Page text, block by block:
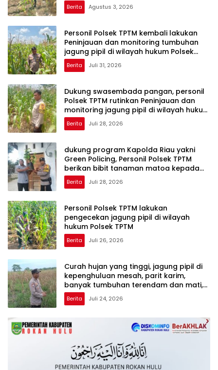
Berita Agustus 3, 2026
Personil Polsek TPTM kembali lakukan
Peninjauan dan monitoring tumbuhan
jagung pipil di wilayah hukum Polsek
TPTM
Berita Juli 31, 2026
Dukung swasembada pangan, personil
Polsek TPTM rutinkan Peninjauan dan
monitoring jagung pipil di wilayah hukum
Polsek TPTM
Berita Juli 28, 2026
dukung program Kapolda Riau yakni
Green Policing, Personil Polsek TPTM
berikan bibit tanaman matoa kepada
masyarakat
Berita Juli 28, 2026
Personil Polsek TPTM lakukan
pengecekan jagung pipil di wilayah
hukum Polsek TPTM
Berita Juli 26, 2026
Curah hujan yang tinggi, jagung pipil di
kepenghuluan mesah, parit karim,
banyak tumbuhan terendam dan mati,
personil TPTM gerak cepat turun
langsung meninjau kelapangan
Berita Juli 24, 2026